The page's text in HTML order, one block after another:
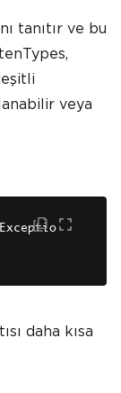
tanıtır ve bu
veya
daha kısa